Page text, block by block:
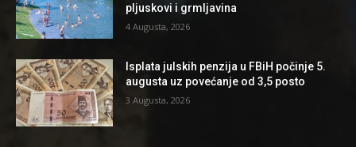
pljuskovi i grmljavina
4 Augusta, 2026
Isplata julskih penzija u FBiH počinje 5.
augusta uz povećanje od 3,5 posto
3 Augusta, 2026